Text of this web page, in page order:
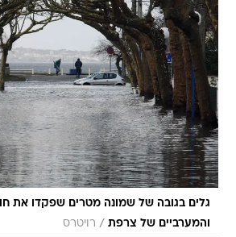
גלים בגובה של שמונה מטרים שפקדו את
והמערביים של צרפת / רויטרס